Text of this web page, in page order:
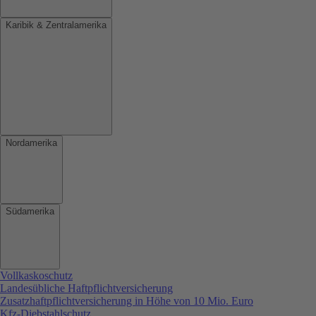
Karibik & Zentralamerika
Nordamerika
Südamerika
Vollkaskoschutz
Landesübliche Haftpflichtversicherung
Zusatzhaftpflichtversicherung in Höhe von 10 Mio. Euro
Kfz-Diebstahlschutz